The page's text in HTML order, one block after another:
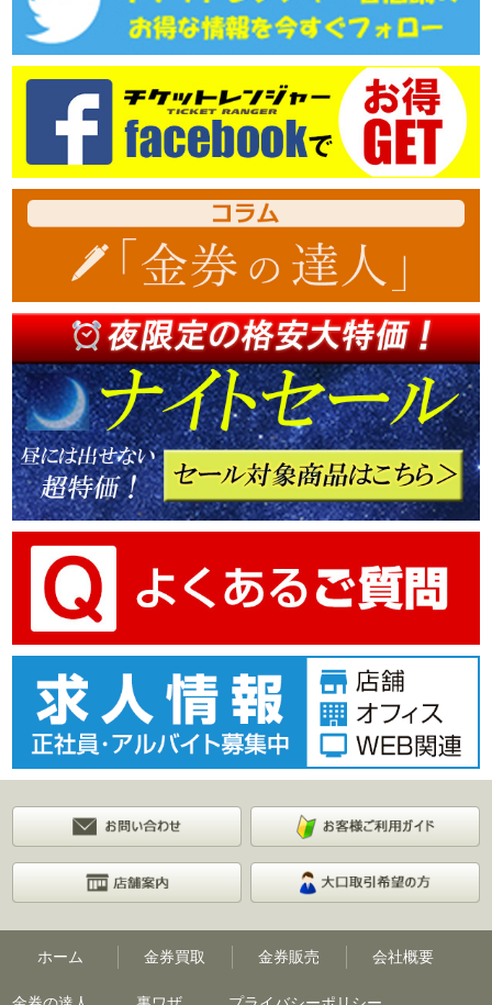
ホーム 金券買取 金券販売 会社概要